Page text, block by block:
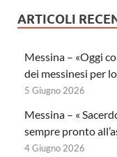
ARTICOLI
Messina – «Oggi
dei messinesi per
5 Giugno 2026
Messina – «
sempre pronto
4 Giugno 2026